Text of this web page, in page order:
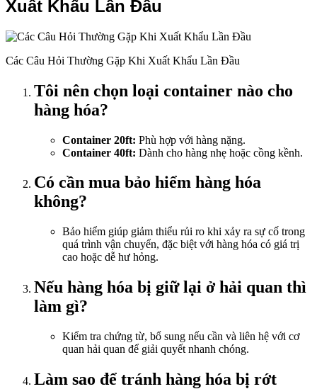
Xuất Khẩu Lần Đầu
Các Câu Hỏi Thường Gặp Khi Xuất Khẩu Lần Đầu
Tôi nên chọn loại container nào cho
hàng hóa?
Container 20ft: Phù hợp với hàng nặng.
Container 40ft: Dành cho hàng nhẹ hoặc cồng kềnh.
Có cần mua bảo hiểm hàng hóa
không?
Bảo hiểm giúp giảm thiểu rủi ro khi xảy ra sự cố trong
quá trình vận chuyển, đặc biệt với hàng hóa có giá trị
cao hoặc dễ hư hỏng.
Nếu hàng hóa bị giữ lại ở hải quan thì
làm gì?
Kiểm tra chứng từ, bổ sung nếu cần và liên hệ với cơ
quan hải quan để giải quyết nhanh chóng.
Làm sao để tránh hàng hóa bị rớt